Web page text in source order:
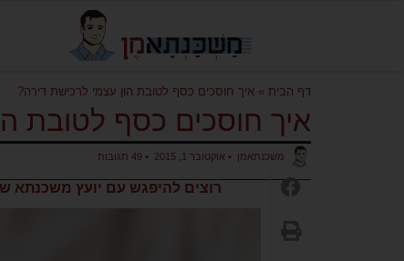
דף הבית » איך חוסכים כסף לטובת הון עצמי לרכישת דירה?
איך חוסכים כסף לטובת
משכנתאמן • אוקטובר 1, 2015 •
רוצים להיפגש עם יועץ משכנתא